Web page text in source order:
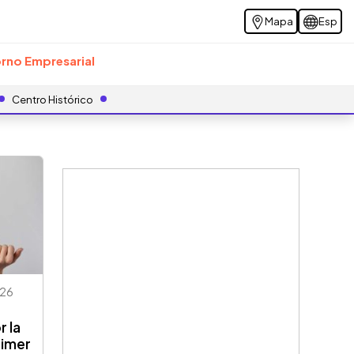
Mapa Esp
Empresarial
Centro Histórico
la